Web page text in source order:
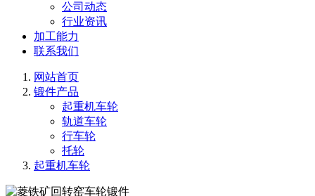
公司动态
行业资讯
加工能力
联系我们
网站首页
锻件产品
起重机车轮
轨道车轮
行车轮
托轮
起重机车轮